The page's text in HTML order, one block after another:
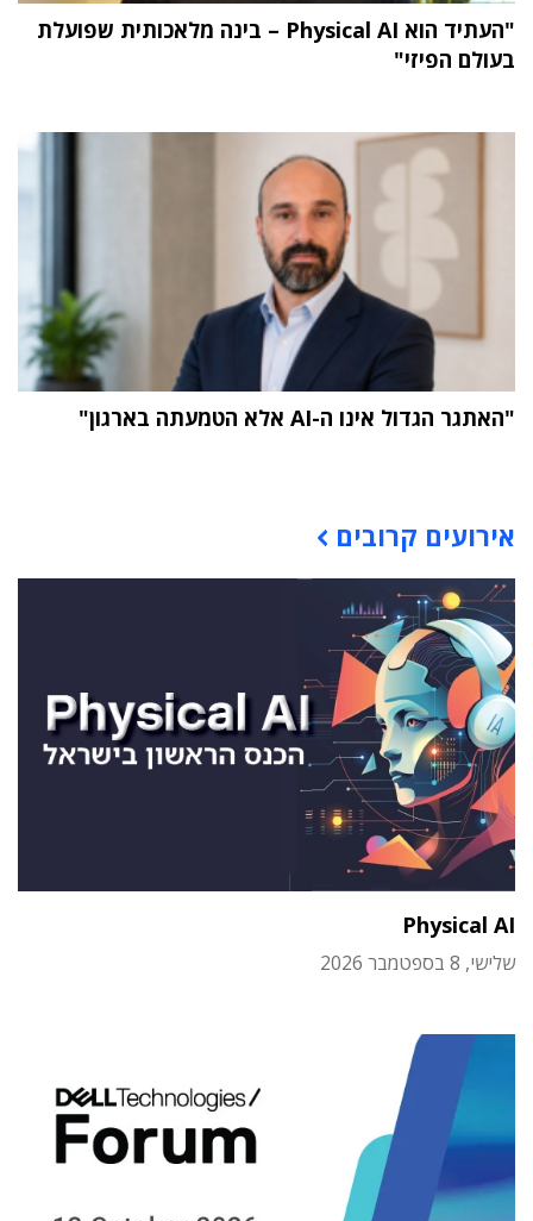
"העתיד הוא Physical AI – בינה מלאכותית שפועלת
בעולם הפיזי"
"האתגר הגדול אינו ה-AI אלא הטמעתה בארגון"
אירועים קרובים
Physical AI
שלישי, 8 בספטמבר 2026